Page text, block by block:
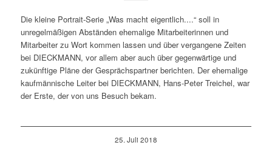
Die kleine Portrait-Serie „Was macht eigentlich....“ soll in
unregelmäßigen Abständen ehemalige Mitarbeiterinnen und
Mitarbeiter zu Wort kommen lassen und über vergangene Zeiten
bei DIECKMANN, vor allem aber auch über gegenwärtige und
zukünftige Pläne der Gesprächspartner berichten. Der ehemalige
kaufmännische Leiter bei DIECKMANN, Hans-Peter Treichel, war
der Erste, der von uns Besuch bekam.
25. Juli 2018